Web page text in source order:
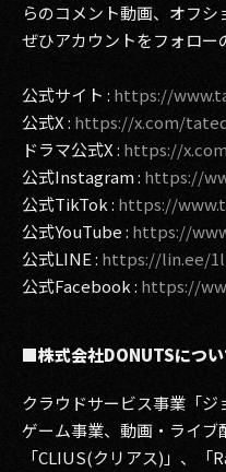
らのコメント動画、オフシ
ぜひアカウントをフォロー
公式サイト : https://
公式X : https://x.com/
ドラマ公式X : https://
公式Instagram : https://
公式TikTok : https://
公式YouTube : https://
公式LINE : https://lin.ee/
公式Facebook : https://
■株式会社DONUTSにつ
クラウドサービス事業「
ゲーム事業、動画・ライ
「CLIUS(クリアス)」、